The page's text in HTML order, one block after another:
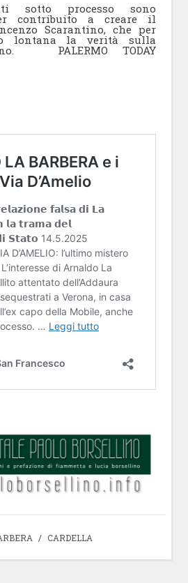
sotto processo sono
contribuito a creare il
Scarantino, che per
lontana la verità sulla
PALERMO TODAY
/ CARDELLA